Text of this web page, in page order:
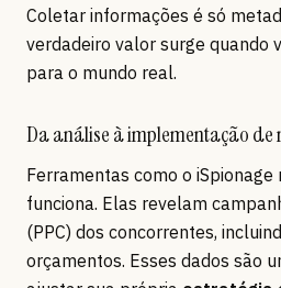
Coletar informações é só
verdadeiro valor surge quando
para o mundo real.
Da análise à implementação de
Ferramentas como o
funciona. Elas revelam
(PPC) dos concorrentes,
orçamentos. Esses dados são